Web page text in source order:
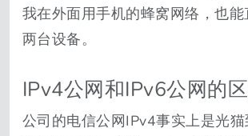
我在外面用手机的蜂窝网络，也
两台设备。
IPv4公网和IPv6公网的
公司的电信公网IPv4事实上是光